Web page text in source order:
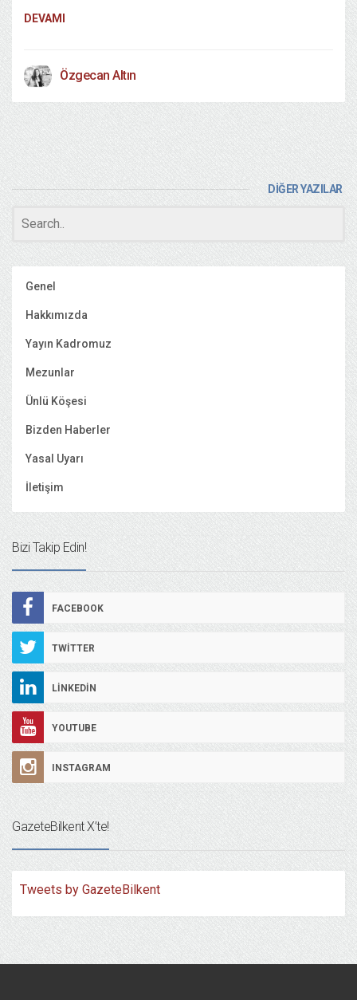
DEVAMI
Özgecan Altın
DİĞER YAZILAR
Genel
Hakkımızda
Yayın Kadromuz
Mezunlar
Ünlü Köşesi
Bizden Haberler
Yasal Uyarı
İletişim
Bizi Takip Edin!
FACEBOOK
TWITTER
LINKEDIN
YOUTUBE
INSTAGRAM
GazeteBilkent X’te!
Tweets by GazeteBilkent